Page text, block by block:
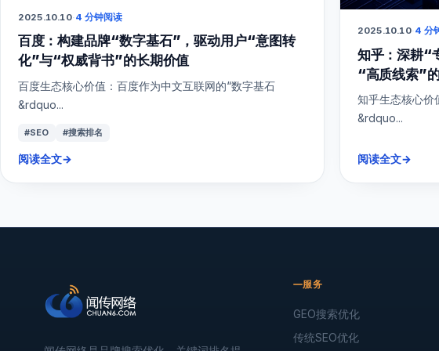
2025.10.10·4 分钟阅读
百度：构建品牌“数字基石”，驱动用户“意图转
化”与“权威背书”的长期价值
百度生态核心价值：百度作为中文互联网的“数字基石
&rdquo...
#SEO #搜索排名
阅读全文→
2025.10.10·4 分
知乎：深耕“
“高质线索”
知乎生态核心价
&rdquo...
阅读全文→
服务
GEO搜索优化
传统SEO优化